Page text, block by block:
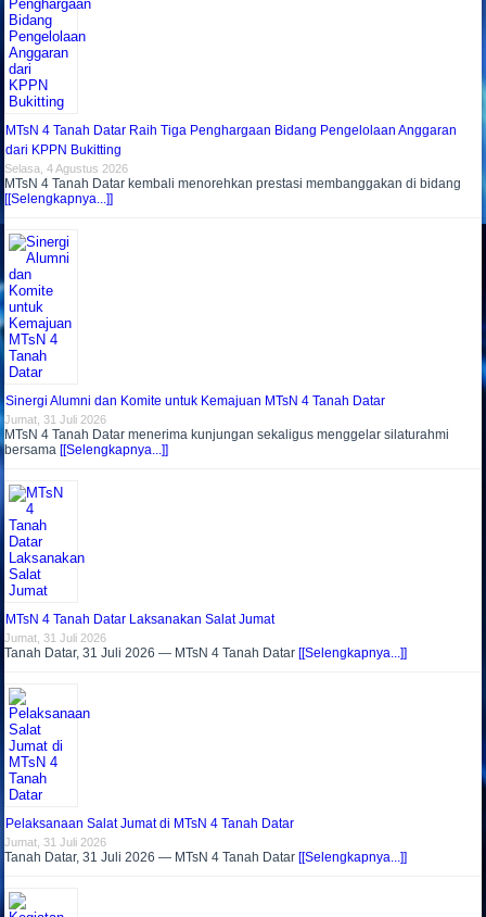
MTsN 4 Tanah Datar Raih Tiga Penghargaan Bidang Pengelolaan Anggaran
dari KPPN Bukitting
Selasa, 4 Agustus 2026
MTsN 4 Tanah Datar kembali menorehkan prestasi membanggakan di bidang
[[Selengkapnya...]]
Sinergi Alumni dan Komite untuk Kemajuan MTsN 4 Tanah Datar
Jumat, 31 Juli 2026
MTsN 4 Tanah Datar menerima kunjungan sekaligus menggelar silaturahmi
bersama [[Selengkapnya...]]
MTsN 4 Tanah Datar Laksanakan Salat Jumat
Jumat, 31 Juli 2026
Tanah Datar, 31 Juli 2026 — MTsN 4 Tanah Datar [[Selengkapnya...]]
Pelaksanaan Salat Jumat di MTsN 4 Tanah Datar
Jumat, 31 Juli 2026
Tanah Datar, 31 Juli 2026 — MTsN 4 Tanah Datar [[Selengkapnya...]]